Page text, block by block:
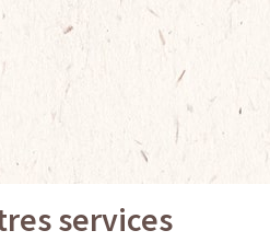
services